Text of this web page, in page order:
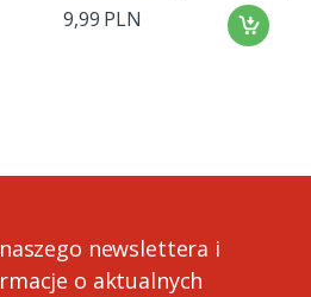
9,99 PLN
newslettera i
o aktualnych